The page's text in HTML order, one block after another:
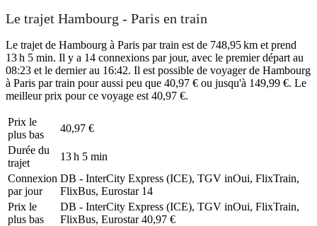
Le trajet Hambourg - Paris en train
Le trajet de Hambourg à Paris par train est de 748,95 km et prend
13 h 5 min. Il y a 14 connexions par jour, avec le premier départ au
08:23 et le dernier au 16:42. Il est possible de voyager de Hambourg
à Paris par train pour aussi peu que 40,97 € ou jusqu'à 149,99 €. Le
meilleur prix pour ce voyage est 40,97 €.
Prix ​​le
plus bas
40,97 €
Durée du
trajet
13 h 5 min
Connexion
par jour
DB - InterCity Express (ICE), TGV inOui, FlixTrain,
FlixBus, Eurostar 14
Prix ​​le
plus bas
DB - InterCity Express (ICE), TGV inOui, FlixTrain,
FlixBus, Eurostar 40,97 €